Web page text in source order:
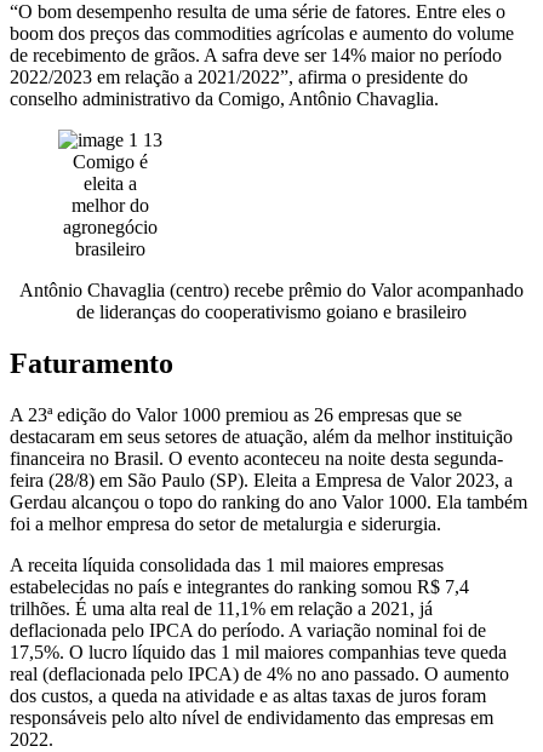
“O bom desempenho resulta de uma série de fatores. Entre eles o
boom dos preços das commodities agrícolas e aumento do volume
de recebimento de grãos. A safra deve ser 14% maior no período
2022/2023 em relação a 2021/2022”, afirma o presidente do
conselho administrativo da Comigo, Antônio Chavaglia.
Comigo é
eleita a
melhor do
agronegócio
brasileiro
Antônio Chavaglia (centro) recebe prêmio do Valor acompanhado
de lideranças do cooperativismo goiano e brasileiro
Faturamento
A 23ª edição do Valor 1000 premiou as 26 empresas que se
destacaram em seus setores de atuação, além da melhor instituição
financeira no Brasil. O evento aconteceu na noite desta segunda-
feira (28/8) em São Paulo (SP). Eleita a Empresa de Valor 2023, a
Gerdau alcançou o topo do ranking do ano Valor 1000. Ela também
foi a melhor empresa do setor de metalurgia e siderurgia.
A receita líquida consolidada das 1 mil maiores empresas
estabelecidas no país e integrantes do ranking somou R$ 7,4
trilhões. É uma alta real de 11,1% em relação a 2021, já
deflacionada pelo IPCA do período. A variação nominal foi de
17,5%. O lucro líquido das 1 mil maiores companhias teve queda
real (deflacionada pelo IPCA) de 4% no ano passado. O aumento
dos custos, a queda na atividade e as altas taxas de juros foram
responsáveis pelo alto nível de endividamento das empresas em
2022.